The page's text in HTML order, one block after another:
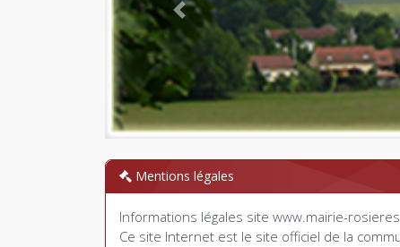
Précédent
Mentions légales
Informations légales site www.mairie-
Ce site Internet est le site officiel de la